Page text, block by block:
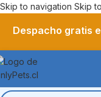
Skip to navigation Skip
Despacho gratis